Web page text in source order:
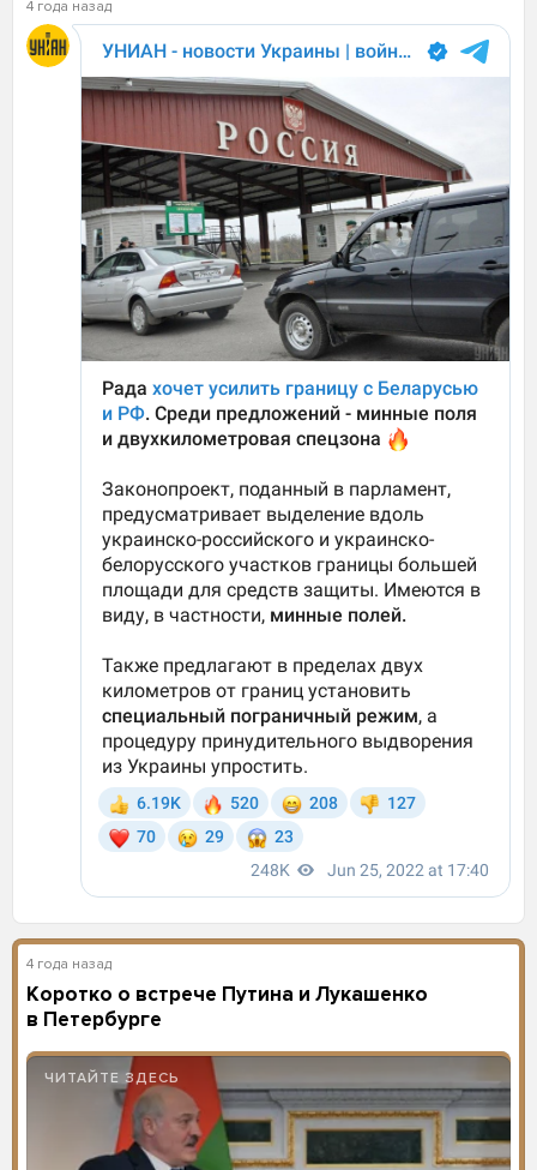
4 года назад
4 года назад
Коротко о встрече Путина и Лукашенко
в Петербурге
ЧИТАЙТЕ ЗДЕСЬ